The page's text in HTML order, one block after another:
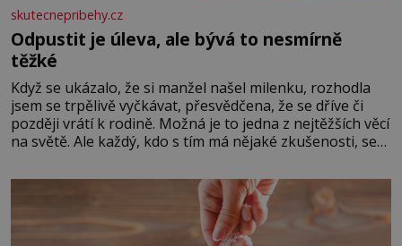
skutecnepribehy.cz
Odpustit je úleva, ale bývá to nesmírně
těžké
Když se ukázalo, že si manžel našel milenku, rozhodla
jsem se trpělivě vyčkávat, přesvědčena, že se dříve či
později vrátí k rodině. Možná je to jedna z nejtěžších věcí
na světě. Ale každý, kdo s tím má nějaké zkušenosti, se
Když se ke mně doneslo, že si manžel pořídil milenku,